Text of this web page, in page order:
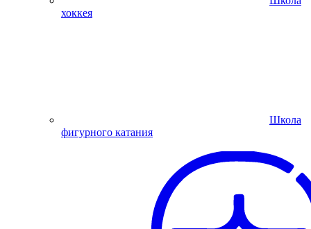
хоккея
Школа
фигурного катания